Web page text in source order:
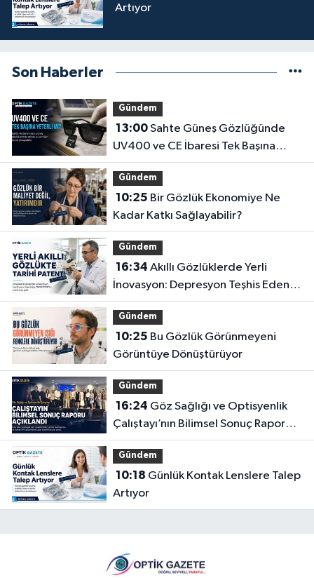
Artıyor
Son Haberler
Gündem
13:00Sahte Güneş Gözlüğünde
UV400 ve CE İbaresi Tek Başına
Yeterli mi?
Gündem
10:25
Kadar Katkı Sağlayabilir?
Gündem
16:34
İnovasyon: Depresyon Teşhis Eden
Gözlüğe Türkpatent Onayı
Gündem
10:25
Görüntüye Dönüştürüyor
Gündem
16:24
Çalıştayı’nın Bilimsel Sonuç Raporu
Açıklandı
Gündem
10:18
Artıyor